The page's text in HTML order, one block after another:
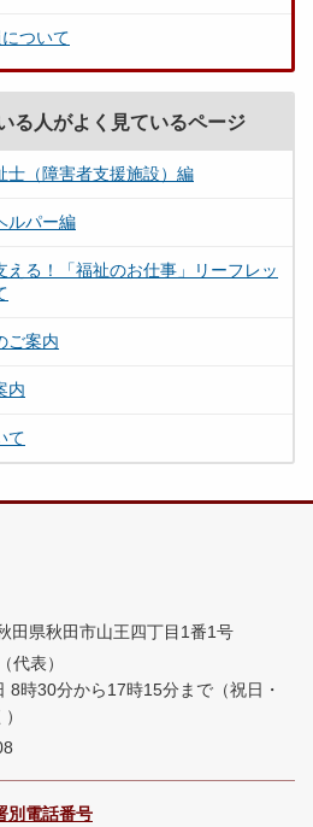
ついて
る人がよく見ているページ
士（障害者支援施設）編
ルパー編
る！「福祉のお仕事」リーフレッ
ご案内
内
て
県秋田市山王四丁目1番1号
代表）
8時30分から17時15分まで （祝日・
別電話番号